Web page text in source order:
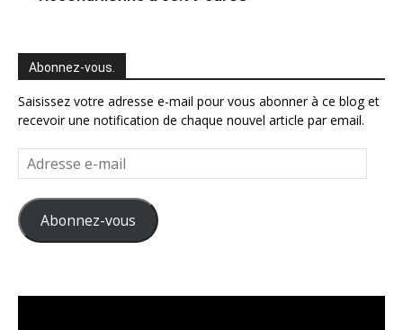
Abonnez-vous.
Saisissez votre adresse e-mail pour vous abonner à ce blog et
recevoir une notification de chaque nouvel article par email.
Adresse
e-
mail
Abonnez-vous